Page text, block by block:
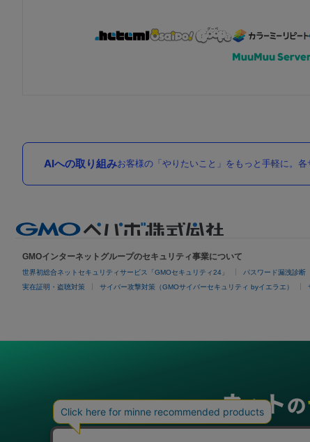
AIへの取り組みお客様の「やりたいこと」をもっと手軽に。
GMOインターネットグループのセキュリティ事業について
世界初総合ネットセキュリティサービス「GMOセキュリティ24」 パスワード漏洩診断
実在証明・盗聴対策 サイバー攻撃対策（GMOサイバーセキュリティ byイエラエ）